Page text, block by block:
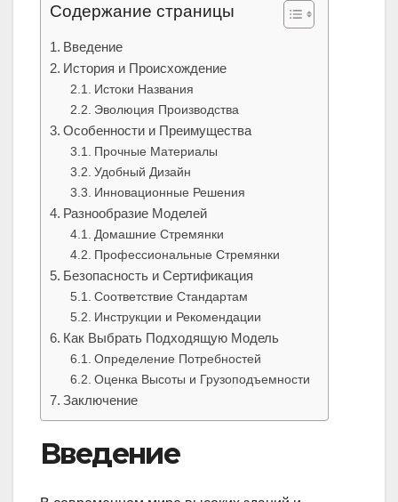
Содержание страницы
Введение
История и Происхождение
Истоки Названия
Эволюция Производства
Особенности и Преимущества
Прочные Материалы
Удобный Дизайн
Инновационные Решения
Разнообразие Моделей
Домашние Стремянки
Профессиональные Стремянки
Безопасность и Сертификация
Соответствие Стандартам
Инструкции и Рекомендации
Как Выбрать Подходящую Модель
Определение Потребностей
Оценка Высоты и Грузоподъемности
Заключение
Введение